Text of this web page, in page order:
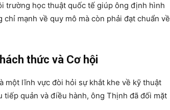
trường học thuật quốc tế giúp ông định hình
mạnh về quy mô mà còn phải đạt chuẩn về
thức và Cơ hội
một lĩnh vực đòi hỏi sự khắt khe về kỹ thuật
quản và điều hành, ông Thịnh đã đối mặt